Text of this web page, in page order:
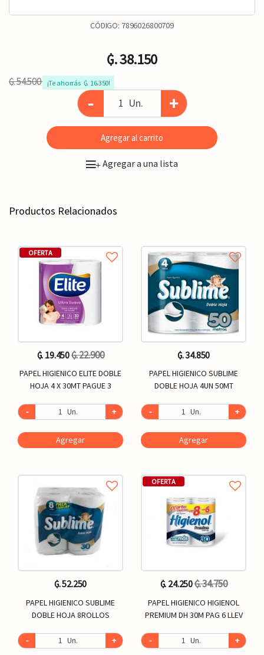
CÓDIGO: 7896026800709
₲. 38.150
₲. 54.500 ¡Te ahorrás  ₲. 16.350!
- Un. +
Agregar al carrito
+Agregar a una lista
Productos Relacionados
OFERTA
₲. 19.450₲. 22.900
PAPEL HIGIENICO ELITE DOBLE
HOJA 4 X 30MT PAGUE 3
- Un. +
Agregar
₲. 52.250
PAPEL HIGIENICO SUBLIME
DOBLE HOJA 8ROLLOS
- Un. +
₲. 34.850
PAPEL HIGIENICO SUBLIME
DOBLE HOJA 4UN 50MT
- Un. +
Agregar
OFERTA
₲. 24.250₲. 34.750
PAPEL HIGIENICO HIGIENOL
PREMIUM DH 30M PAG 6 LLEV
- Un. +